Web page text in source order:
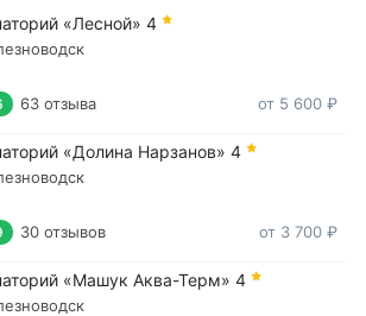
«Лесной» 4
63 отзыва от 5 600 ₽
«Долина Нарзанов» 4
30 отзывов от 3 700 ₽
«Машук Аква-Терм» 4